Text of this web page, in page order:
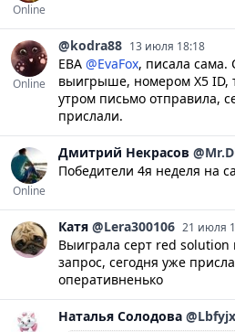
Online
Online
@kodra88 13 июля 18:18
ЕВА @EvaFox, писала сама.
выигрыше, номером X5
утром письмо отправила,
прислали.
Online
Дмитрий Некрасов
Победители 4я неделя на
Катя @Lera300106 21 июля
Выиграла серт red solution
запрос, сегодня уже
оперативненько
Наталья Солодова